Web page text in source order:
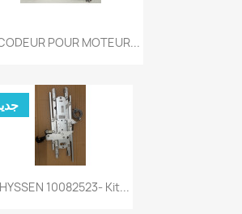
POUR MOTEUR...
10082523- Kit...